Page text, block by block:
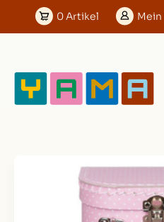
0Artikel Mein